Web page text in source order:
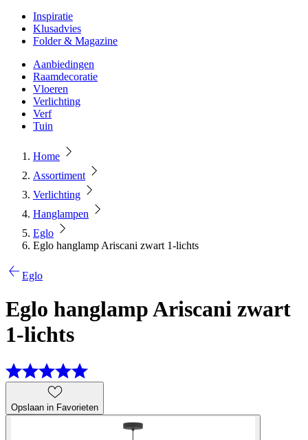
Inspiratie
Klusadvies
Folder & Magazine
Aanbiedingen
Raamdecoratie
Vloeren
Verlichting
Verf
Tuin
Home
Assortiment
Verlichting
Hanglampen
Eglo
Eglo hanglamp Ariscani zwart 1-lichts
Eglo
Eglo hanglamp Ariscani zwart
1-lichts
Opslaan in Favorieten